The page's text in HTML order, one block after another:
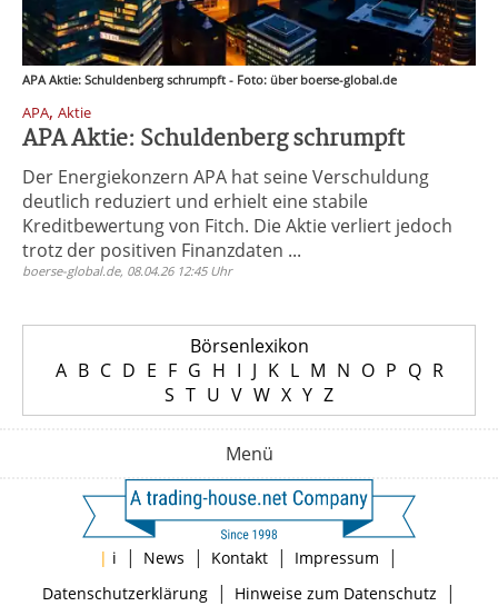
APA Aktie: Schuldenberg schrumpft - Foto: über boerse-global.de
APA, Aktie
APA Aktie: Schuldenberg schrumpft
Der Energiekonzern APA hat seine Verschuldung
deutlich reduziert und erhielt eine stabile
Kreditbewertung von Fitch. Die Aktie verliert jedoch
trotz der positiven Finanzdaten ...
boerse-global.de, 08.04.26 12:45 Uhr
Börsenlexikon
A B C D E F G H I J K L M N O P Q R
S T U V W X Y Z
Menü
| i | News | Kontakt | Impressum |
Datenschutzerklärung| Hinweise zum Datenschutz |